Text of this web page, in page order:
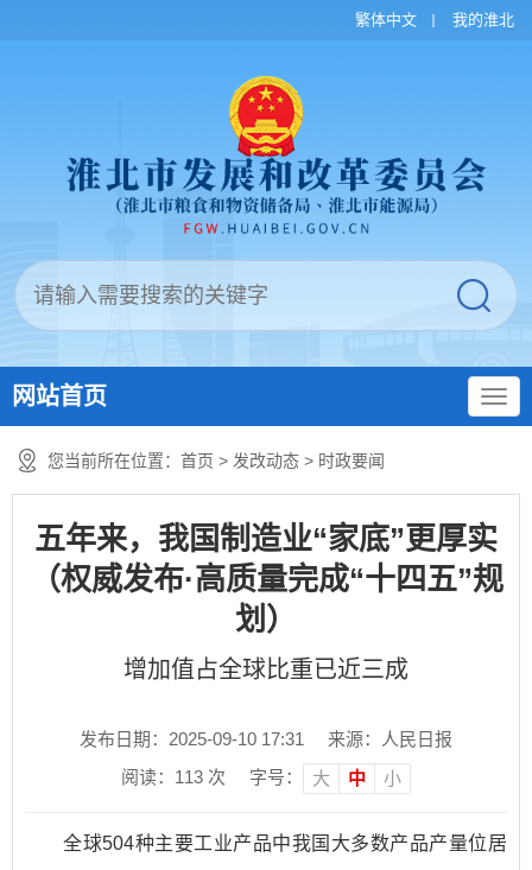
繁体中文 我的淮北
网站首页
您当前所在位置： 首页 > 发改动态 > 时政要闻
五年来，我国制造业“家底”更厚实
（权威发布·高质量完成“十四五”规
划）
增加值占全球比重已近三成
发布日期：2025-09-10 17:31
来源：人民日报
阅读： 113 次 字号： 大 中 小
全球504种主要工业产品中我国大多数产品产量位居